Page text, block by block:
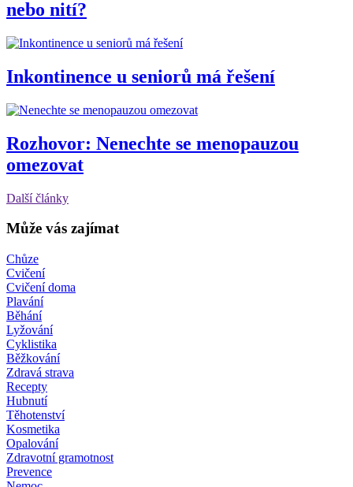
nebo nití?
Inkontinence u seniorů má řešení
Rozhovor: Nenechte se menopauzou
omezovat
Další články
Může vás zajímat
Chůze
Cvičení
Cvičení doma
Plavání
Běhání
Lyžování
Cyklistika
Běžkování
Zdravá strava
Recepty
Hubnutí
Těhotenství
Kosmetika
Opalování
Zdravotní gramotnost
Prevence